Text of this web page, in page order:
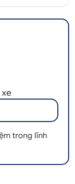
xe
trong lĩnh